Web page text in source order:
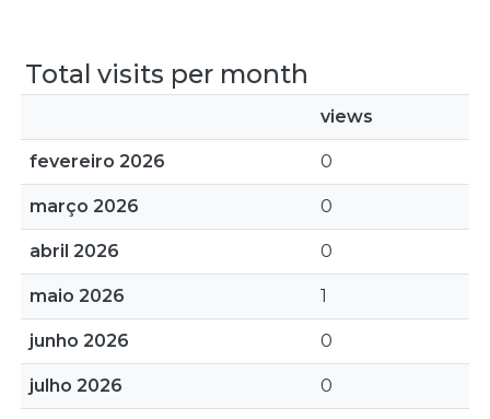
Total visits per month
views
fevereiro 2026 0
março 2026 0
abril 2026 0
maio 2026 1
junho 2026 0
julho 2026 0